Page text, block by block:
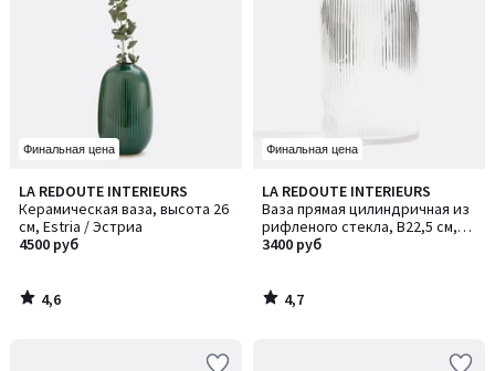
Финальная цена
LA REDOUTE INTERIEURS
Керамическая ваза, высота 26
см, Estria / Эстриа
4500 руб
4,6
/ 5
4,6
/
Финальная цена
LA REDOUTE INTERIEURS
Ваза прямая цилиндричная из
рифленого стекла, В22,5 см,
Afa / Афа
3400 руб
4,7
/ 5
4,7
/